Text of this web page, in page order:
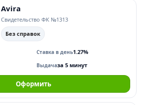
Avira
Свидетельство ФК №1313
Без справок
Ставка в день1.27%
Выдачаза 5 минут
Оформить